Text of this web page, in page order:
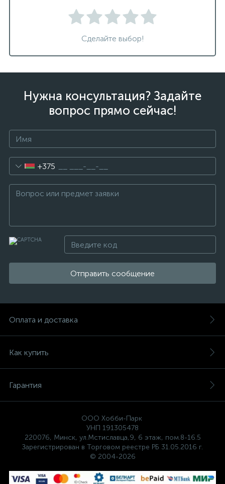
Сделайте выбор!
Нужна консультация? Задайте
вопрос прямо сейчас!
+375
Отправить сообщение
Оплата и доставка
Как купить
Гарантия
ООО Хобби-Парк
УНП 191305478
220076, Минск, ул.Мстиславца,9, 6 этаж, пом.8-16.5
Зарегистрирован в Торговом реестре РБ 31.05.2016 г.
© 2004-2026